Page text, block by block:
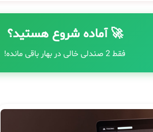
🚀 آماده شروع هستید؟
فقط 2 صندلی خالی در بهار باقی مانده!